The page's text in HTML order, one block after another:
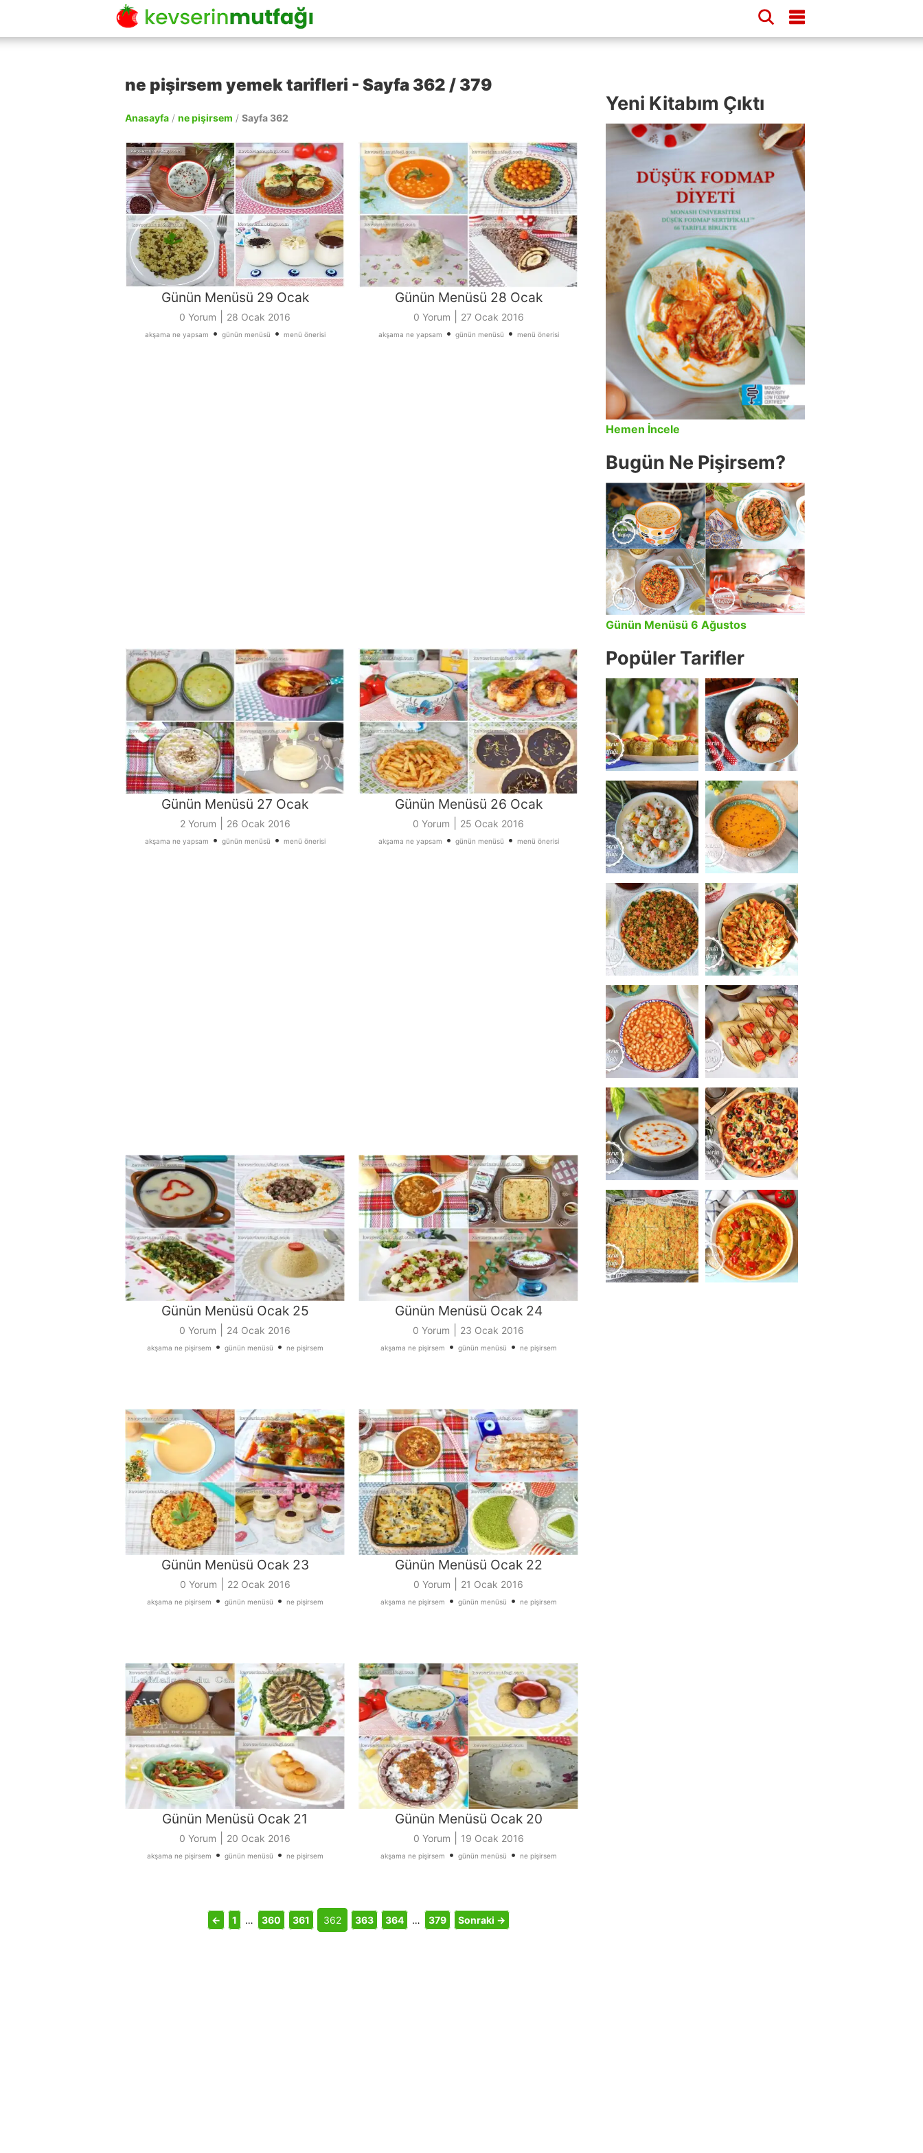
ne pişirsem yemek tarifleri - Sayfa 362 / 379
Anasayfa / ne pişirsem / Sayfa 362
Günün Menüsü 29 Ocak
0 Yorum 28 Ocak 2016
akşama ne yapsam • günün menüsü • menü önerisi
Günün Menüsü 28 Ocak
0 Yorum 27 Ocak 2016
akşama ne yapsam • günün menüsü • menü önerisi
Günün Menüsü 27 Ocak
2 Yorum 26 Ocak 2016
akşama ne yapsam • günün menüsü • menü önerisi
Günün Menüsü 26 Ocak
0 Yorum 25 Ocak 2016
akşama ne yapsam • günün menüsü • menü önerisi
Günün Menüsü Ocak 25
0 Yorum 24 Ocak 2016
akşama ne pişirsem • günün menüsü • ne pişirsem
Günün Menüsü Ocak 24
0 Yorum 23 Ocak 2016
akşama ne pişirsem • günün menüsü • ne pişirsem
Günün Menüsü Ocak 23
0 Yorum 22 Ocak 2016
akşama ne pişirsem • günün menüsü • ne pişirsem
Günün Menüsü Ocak 22
0 Yorum 21 Ocak 2016
akşama ne pişirsem • günün menüsü • ne pişirsem
Günün Menüsü Ocak 21
0 Yorum 20 Ocak 2016
akşama ne pişirsem • günün menüsü • ne pişirsem
Günün Menüsü Ocak 20
0 Yorum 19 Ocak 2016
akşama ne pişirsem • günün menüsü • ne pişirsem
← 1 … 360 361 362 363 364 … 379 Sonraki →
Yeni Kitabım Çıktı
Hemen İncele
Bugün Ne Pişirsem?
Günün Menüsü 6 Ağustos
Popüler Tarifler